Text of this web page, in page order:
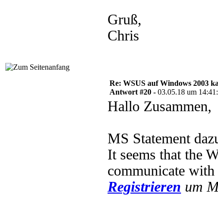
Gruß,
Chris
Re: WSUS auf Windows 2003
Antwort #20 - 03.05.18 um
Hallo Zusammen,
MS Statement
It seems that the
communicate with
Registrieren um